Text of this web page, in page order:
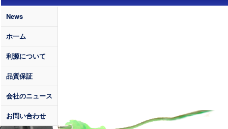
Quality
News
ホ一ム
利源について
品質保証
会社のニュース
お問い合わせ